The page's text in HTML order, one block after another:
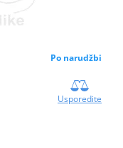
Po narudžbi
Usporedite